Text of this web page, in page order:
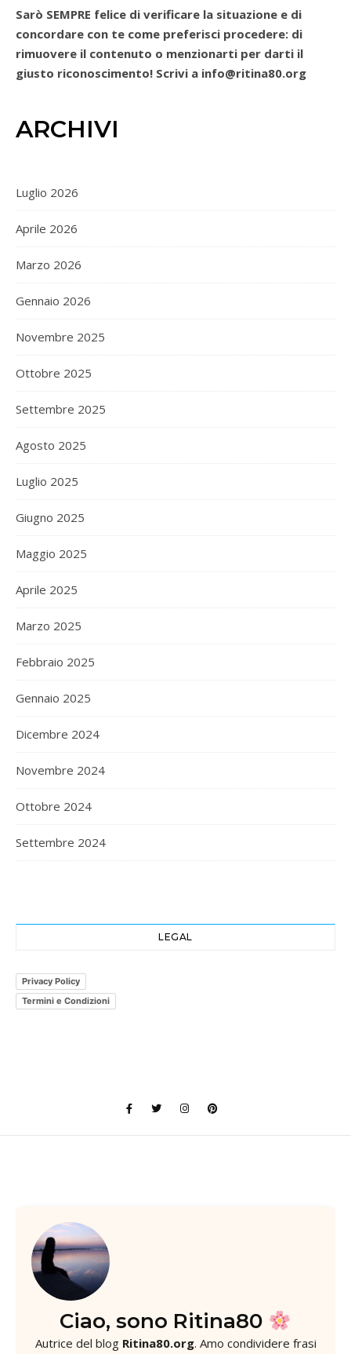
Sarò SEMPRE felice di verificare la situazione e di
concordare con te come preferisci procedere: di
rimuovere il contenuto o menzionarti per darti il
giusto riconoscimento! Scrivi a info@ritina80.org
ARCHIVI
Luglio 2026
Aprile 2026
Marzo 2026
Gennaio 2026
Novembre 2025
Ottobre 2025
Settembre 2025
Agosto 2025
Luglio 2025
Giugno 2025
Maggio 2025
Aprile 2025
Marzo 2025
Febbraio 2025
Gennaio 2025
Dicembre 2024
Novembre 2024
Ottobre 2024
Settembre 2024
LEGAL
Privacy Policy
Termini e Condizioni
Ciao, sono Ritina80
Autrice del blog Ritina80.org. Amo condividere frasi